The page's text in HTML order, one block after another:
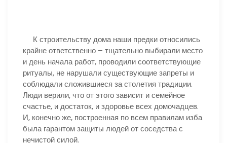
К строительству дома наши предки относились
крайне ответственно – тщательно выбирали место
и день начала работ, проводили соответствующие
ритуалы, не нарушали существующие запреты и
соблюдали сложившиеся за столетия традиции.
Люди верили, что от этого зависит и семейное
счастье, и достаток, и здоровье всех домочадцев.
И, конечно же, построенная по всем правилам изба
была гарантом защиты людей от соседства с
нечистой силой.